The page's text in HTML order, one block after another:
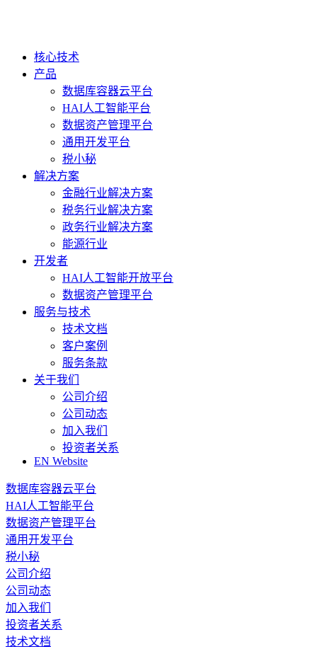
核心技术
产品
数据库容器云平台
HAI人工智能平台
数据资产管理平台
通用开发平台
税小秘
解决方案
金融行业解决方案
税务行业解决方案
政务行业解决方案
能源行业
开发者
HAI人工智能开放平台
数据资产管理平台
服务与技术
技术文档
客户案例
服务条款
关于我们
公司介绍
公司动态
加入我们
投资者关系
EN Website
数据库容器云平台
HAI人工智能平台
数据资产管理平台
通用开发平台
税小秘
公司介绍
公司动态
加入我们
投资者关系
技术文档